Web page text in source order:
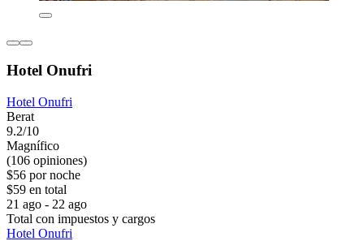
Hotel Onufri
Hotel Onufri
Berat
9.2/10
Magnífico
(106 opiniones)
$56 por noche
$59 en total
21 ago - 22 ago
Total con impuestos y cargos
Hotel Onufri